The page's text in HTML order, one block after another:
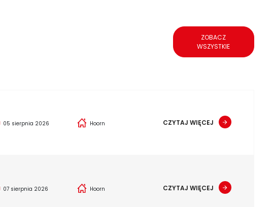
ZOBACZ
WSZYSTKIE
05 sierpnia 2026 Hoorn CZYTAJ WIĘCEJ
07 sierpnia 2026 Hoorn CZYTAJ WIĘCEJ